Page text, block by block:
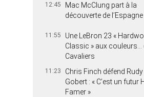
12:45
Mac McClung part à la
découverte de l’Espagne
11:55
Une LeBron 23 «
Classic » aux couleurs…
Cavaliers
11:23
Chris Finch défend Rudy
Gobert : « C’est un futur
Famer »